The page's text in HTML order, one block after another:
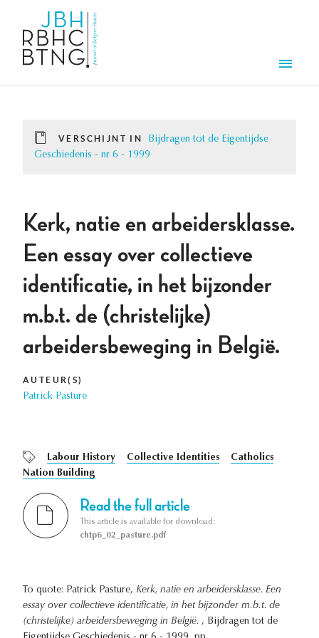
VERSCHIJNT IN
Bijdragen tot de Eigentijdse
Geschiedenis - nr 6 - 1999
Kerk, natie en arbeidersklasse.
Een essay over collectieve
identificatie, in het bijzonder
m.b.t. de (christelijke)
arbeidersbeweging in België.
AUTEUR(S)
Patrick Pasture
Labour History Collective Identities
Catholics
Nation Building
Read the full article
This article is available for download:
chtp6_02_pasture.pdf
To quote: Patrick Pasture, Kerk, natie en arbeidersklasse. Een
essay over collectieve identificatie, in het bijzonder m.b.t. de
(christelijke) arbeidersbeweging in België. , Bijdragen tot de